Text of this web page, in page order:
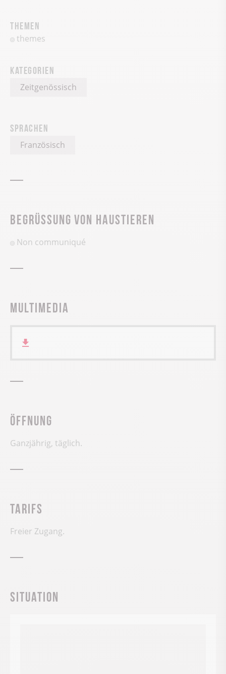
Themen
themes
Kategorien
Zeitgenössisch
Sprachen
Französisch
Begrüssung von Haustieren
Non communiqué
Multimedia
Öffnung
Ganzjährig, täglich.
Tarifs
Freier Zugang.
Situation